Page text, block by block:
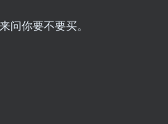
问你要不要买。